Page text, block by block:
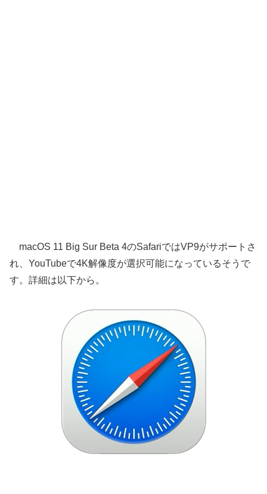
macOS 11 Big Sur Beta 4のSafariではVP9がサポートさ
れ、YouTubeで4K解像度が選択可能になっているそうで
す。詳細は以下から。